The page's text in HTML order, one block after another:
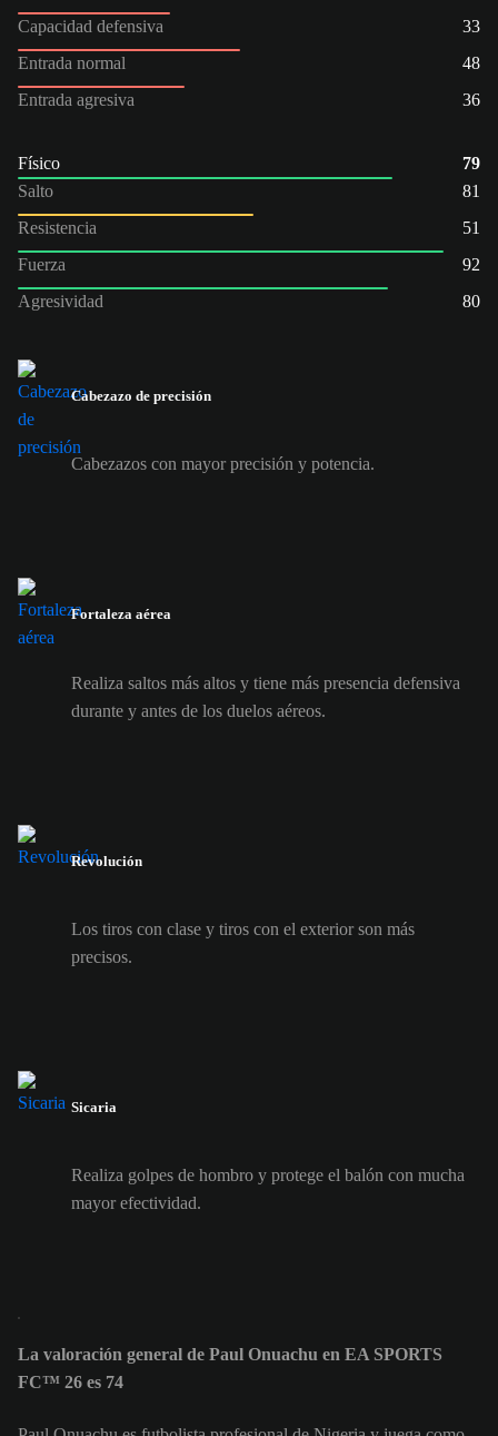
Capacidad defensiva
33
Entrada normal
48
Entrada agresiva
36
Físico
79
Salto
81
Resistencia
51
Fuerza
92
Agresividad
80
Cabezazo de precisión
Cabezazos con mayor precisión y potencia.
Fortaleza aérea
Realiza saltos más altos y tiene más presencia defensiva
durante y antes de los duelos aéreos.
Revolución
Los tiros con clase y tiros con el exterior son más
precisos.
Sicaria
Realiza golpes de hombro y protege el balón con mucha
mayor efectividad.
La valoración general de Paul Onuachu en EA SPORTS
FC™ 26 es 74